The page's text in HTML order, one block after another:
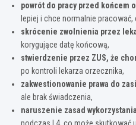
powrót do pracy przed końcem
lepiej i chce normalnie
skrócenie zwolnienia przez
korygujące datę końcową,
stwierdzenie przez ZUS, że
po kontroli lekarza orzecznika,
zakwestionowanie prawa do
ale brak świadczenia,
naruszenie zasad
podczas L4, co może skutkować